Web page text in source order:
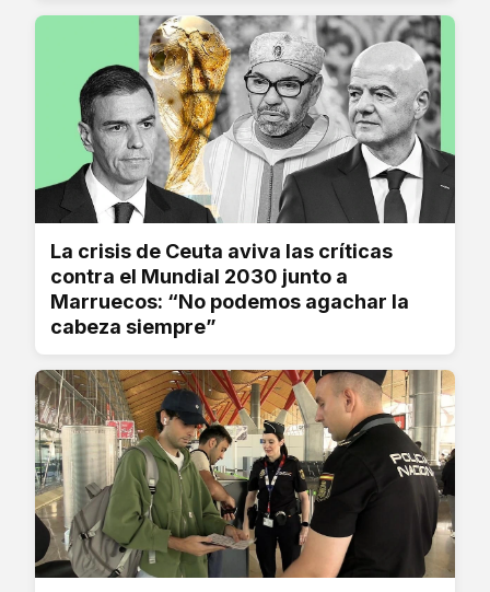
La crisis de Ceuta aviva las críticas
contra el Mundial 2030 junto a
Marruecos: “No podemos agachar la
cabeza siempre”